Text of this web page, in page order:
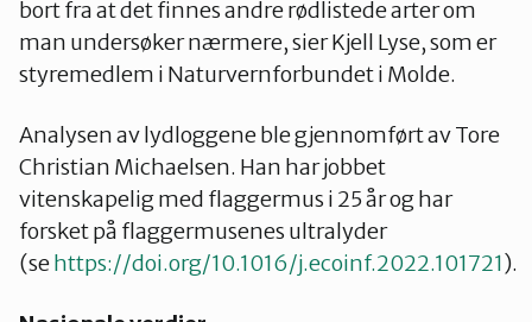
bort fra at det finnes andre rødlistede arter om
man undersøker nærmere, sier Kjell Lyse, som er
styremedlem i Naturvernforbundet i Molde.
Analysen av lydloggene ble gjennomført av Tore
Christian Michaelsen. Han har jobbet
vitenskapelig med flaggermus i 25 år og har
forsket på flaggermusenes ultralyder
(sehttps://doi.org/10.1016/j.ecoinf.2022.101721).